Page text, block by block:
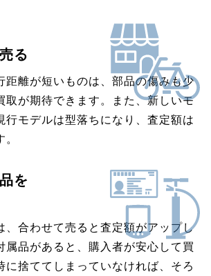
る
距離が短いものは、部品の傷みも少
取が期待できます。また、新しいモ
行モデルは型落ちになり、査定額は
を
、合わせて売ると査定額がアップし
属品があると、購入者が安心して買
に捨ててしまっていなければ、そろ